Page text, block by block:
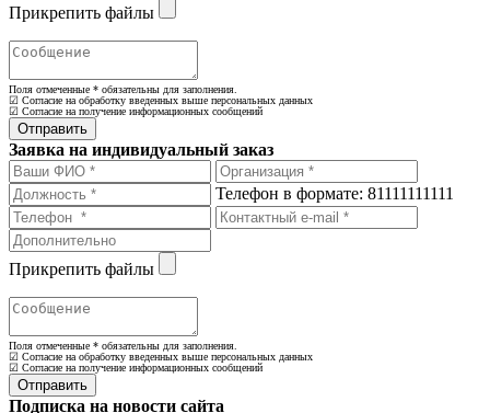
Прикрепить файлы
Поля отмеченные * обязательны для заполнения.
☑ Согласие на обработку введенных выше персональных данных
☑ Согласие на получение информационных сообщений
Заявка на индивидуальный заказ
Телефон в формате: 81111111111
Прикрепить файлы
Поля отмеченные * обязательны для заполнения.
☑ Согласие на обработку введенных выше персональных данных
☑ Согласие на получение информационных сообщений
Подписка на новости сайта